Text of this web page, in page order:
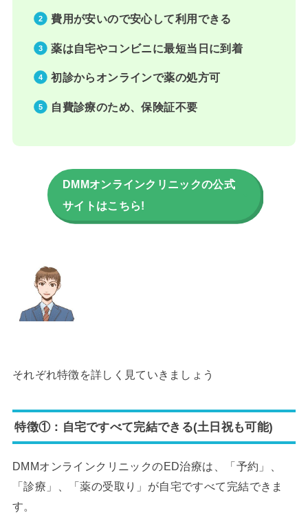
費用が安いので安心して利用できる
薬は自宅やコンビニに最短当日に到着
初診からオンラインで薬の処方可
自費診療のため、保険証不要
DMMオンラインクリニックの公式
サイトはこちら!
それぞれ特徴を詳しく見ていきましょう
特徴①：自宅ですべて完結できる(土日祝も可能)
DMMオンラインクリニックのED治療は、「予約」、
「診療」、「薬の受取り」が自宅ですべて完結できま
す。